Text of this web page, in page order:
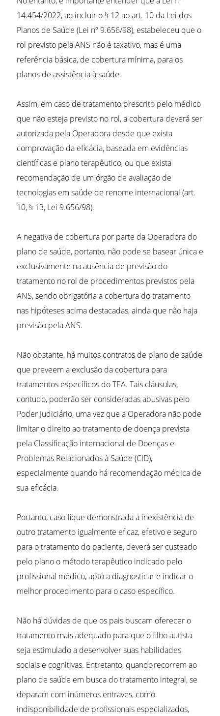
14.454/2022, ao incluir o § 12 ao art. 10 da Lei dos
Planos de Saúde (Lei nº 9.656/98), estabeleceu que o
rol previsto pela ANS não é taxativo, mas é uma
referência básica, de cobertura mínima, para os
planos de assistência à saúde.
Assim, em caso de tratamento prescrito pelo médico
que não esteja previsto no rol, a cobertura deverá ser
autorizada pela Operadora desde que exista
comprovação da eficácia, baseada em evidências
científicas e plano terapêutico, ou que exista
recomendação de um órgão de avaliação de
tecnologias em saúde de renome internacional (art.
10, § 13, Lei 9.656/98).
A negativa de cobertura por parte da Operadora do
plano de saúde, portanto, não pode se basear única e
exclusivamente na ausência de previsão do
tratamento no rol de procedimentos previstos pela
ANS, sendo obrigatória a cobertura do tratamento
nas hipóteses acima destacadas, ainda que não haja
previsão pela ANS.
Não obstante, há muitos contratos de plano de saúde
que preveem a exclusão da cobertura para
tratamentos específicos do TEA. Tais cláusulas,
contudo, poderão ser consideradas abusivas pelo
Poder Judiciário, uma vez que a Operadora não pode
limitar o direito ao tratamento de doença prevista
pela Classificação internacional de Doenças e
Problemas Relacionados à Saúde (CID),
especialmente quando há recomendação médica de
sua eficácia.
Portanto, caso fique demonstrada a inexistência de
outro tratamento igualmente eficaz, efetivo e seguro
para o tratamento do paciente, deverá ser custeado
pelo plano o método terapêutico indicado pelo
profissional médico, apto a diagnosticar e indicar o
melhor procedimento para o caso específico.
Não há dúvidas de que os pais buscam oferecer o
tratamento mais adequado para que o filho autista
seja estimulado a desenvolver suas habilidades
sociais e cognitivas. Entretanto, quando recorrem ao
plano de saúde em busca do tratamento integral, se
deparam com inúmeros entraves, como
indisponibilidade de profissionais especializados,